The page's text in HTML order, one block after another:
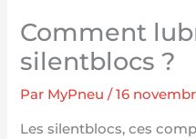
Comment
silentblocs ?
Par MyPneu/16
Les silentblocs, ces